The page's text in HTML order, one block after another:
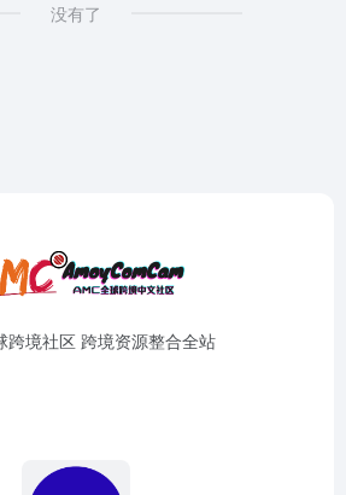
没有了
跨境社区 跨境资源整合全站